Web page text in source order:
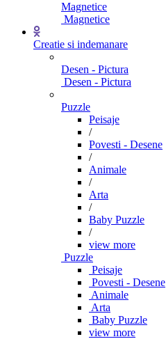
Magnetice
Magnetice
Creatie si indemanare
Desen - Pictura
Desen - Pictura
Puzzle
Peisaje
/
Povesti - Desene
/
Animale
/
Arta
/
Baby Puzzle
/
view more
Puzzle
Peisaje
Povesti - Desene
Animale
Arta
Baby Puzzle
view more